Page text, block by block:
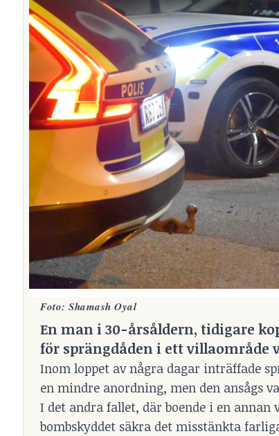
Foto: Shamash Oyal
En man i 30-årsåldern, tidigare
för sprängdåden i ett villaområde
Inom loppet av några dagar inträffade
en mindre anordning, men den ansågs
I det andra fallet, där boende i en
bombskyddet säkra det misstänkta